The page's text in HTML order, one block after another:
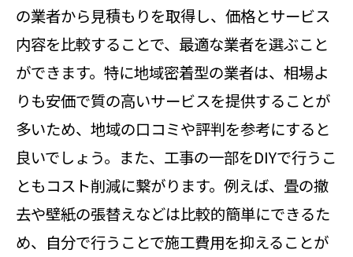
の業者から見積もりを取得し、価格とサービス
内容を比較することで、最適な業者を選ぶこと
ができます。特に地域密着型の業者は、相場よ
りも安価で質の高いサービスを提供することが
多いため、地域の口コミや評判を参考にすると
良いでしょう。また、工事の一部をDIYで行うこ
ともコスト削減に繋がります。例えば、畳の撤
去や壁紙の張替えなどは比較的簡単にできるた
め、自分で行うことで施工費用を抑えることが